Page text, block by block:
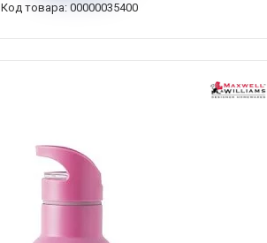
Код товара: 00000035400